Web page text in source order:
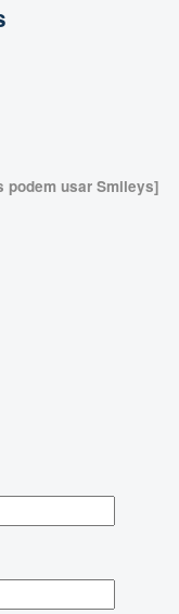
podem usar Smileys]